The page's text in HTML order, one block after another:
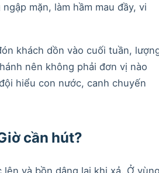
mặn, làm hầm mau đầy, vi
khách dồn vào cuối tuần,
nên không phải đơn vị nào
hiểu con nước, canh chuyến
cần hút?
và bồn dâng lại khi xả. Ở